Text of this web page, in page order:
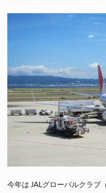
今年は JALグローバルクラブ